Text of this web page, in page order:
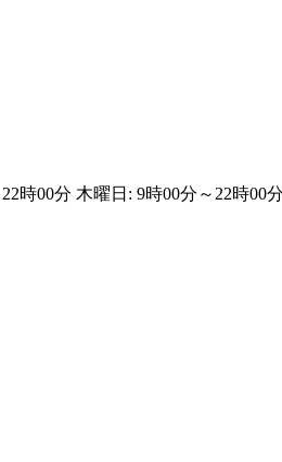
時00分 木曜日: 9時00分～22時